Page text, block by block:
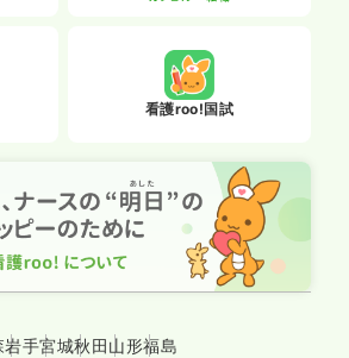
看護roo!国試
岩手宮城秋田山形福島